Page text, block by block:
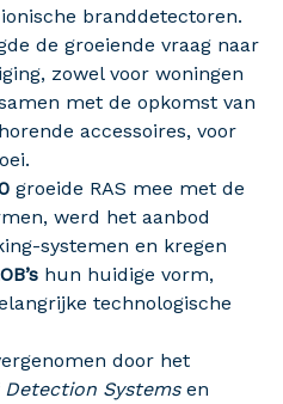
branddetectoren.
de groeiende vraag naar
zowel voor woningen
met de opkomst van
accessoires, voor
groeide RAS mee met de
werd het aanbod
systemen en kregen
hun huidige vorm,
technologische
door het
Detection Systemsen